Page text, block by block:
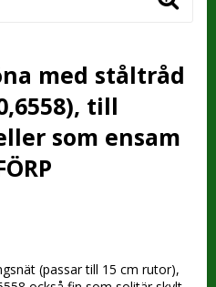
med ståltråd
till
som ensam
(passar till 15 cm rutor),